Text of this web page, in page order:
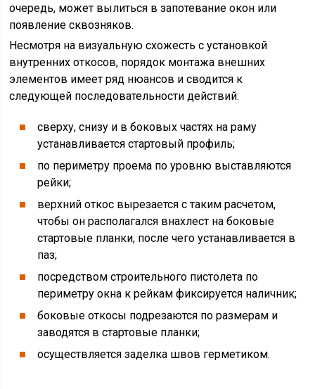
очередь, может вылиться в запотевание окон или
появление сквозняков.
Несмотря на визуальную схожесть с установкой
внутренних откосов, порядок монтажа внешних
элементов имеет ряд нюансов и сводится к
следующей последовательности действий:
сверху, снизу и в боковых частях на раму
устанавливается стартовый профиль;
по периметру проема по уровню выставляются
рейки;
верхний откос вырезается с таким расчетом,
чтобы он располагался внахлест на боковые
стартовые планки, после чего устанавливается в
паз;
посредством строительного пистолета по
периметру окна к рейкам фиксируется наличник;
боковые откосы подрезаются по размерам и
заводятся в стартовые планки;
осуществляется заделка швов герметиком.